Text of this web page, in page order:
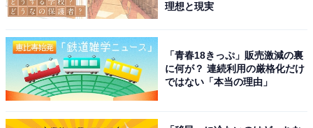
理想と現実
「青春18きっぷ」販売激減の裏
に何が？ 連続利用の厳格化だけ
ではない「本当の理由」